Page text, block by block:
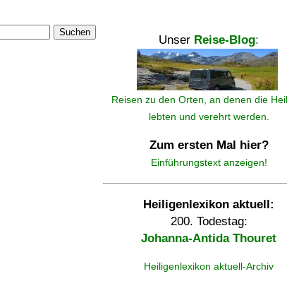
Suchen
Unser Reise-Blog:
Reisen zu den Orten, an denen die
lebten und verehrt werden.
Zum ersten Mal hier?
Einführungstext anzeigen!
Heiligenlexikon aktuell:
200. Todestag:
Johanna-Antida Thouret
Heiligenlexikon aktuell-Archiv